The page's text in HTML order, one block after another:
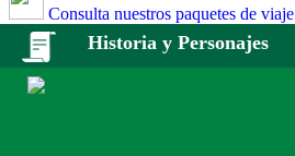
Consulta nuestros paquetes de viaje
Historia y Personajes